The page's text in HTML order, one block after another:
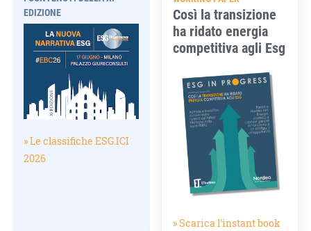
EDIZIONE
» Le classifiche ESG.ICI
2026
Così la transizione
ha ridato energia
competitiva agli Esg
» Scarica l'instant book